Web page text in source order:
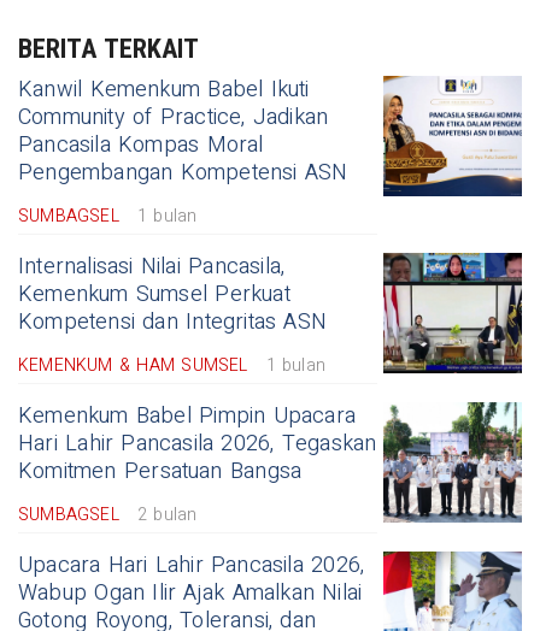
BERITA TERKAIT
Kanwil Kemenkum Babel Ikuti
Community of Practice, Jadikan
Pancasila Kompas Moral
Pengembangan Kompetensi ASN
SUMBAGSEL 1 bulan
Internalisasi Nilai Pancasila,
Kemenkum Sumsel Perkuat
Kompetensi dan Integritas ASN
KEMENKUM & HAM SUMSEL 1 bulan
Kemenkum Babel Pimpin Upacara
Hari Lahir Pancasila 2026, Tegaskan
Komitmen Persatuan Bangsa
SUMBAGSEL 2 bulan
Upacara Hari Lahir Pancasila 2026,
Wabup Ogan Ilir Ajak Amalkan Nilai
Gotong Royong, Toleransi, dan